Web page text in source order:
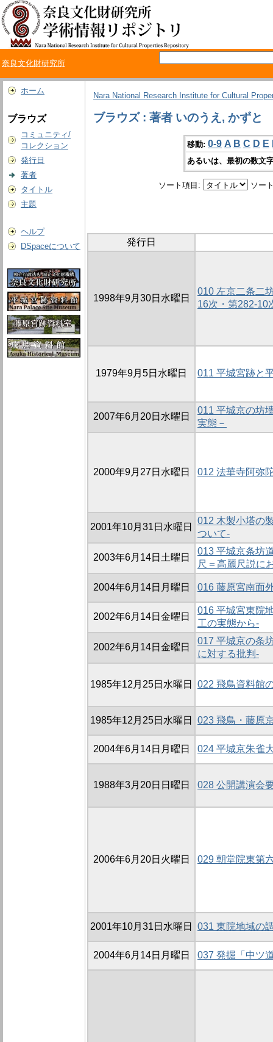
奈良文化財研究所
ホーム
ブラウズ
コミュニティ/
コレクション
発行日
著者
タイトル
主題
ヘルプ
DSpaceについて
Nara National Research Institute for Cultural
ブラウズ : 著者 いのうえ, かずと
移動: 0-9 A B C D E
あるいは、最初の数文
ソート項目: ソー
発行日
1998年9月30日水曜日
010 左京二条二
16次・第282-10
1979年9月5日水曜日 011 平城宮跡と
2007年6月20日水曜日
011 平城京の坊
実態－
2000年9月27日水曜日 012 法華寺阿弥
2001年10月31日水曜日
012 木製小塔の
ついて-
2003年6月14日土曜日
013 平城京条坊
尺＝高麗尺説に
2004年6月14日月曜日 016 藤原宮南面
2002年6月14日金曜日
016 平城宮東院
工の実態から-
2002年6月14日金曜日
017 平城京の条
に対する批判-
1985年12月25日水曜日 022 飛鳥資料館
1985年12月25日水曜日 023 飛鳥・藤原
2004年6月14日月曜日 024 平城京朱雀
1988年3月20日日曜日 028 公開講演会
2006年6月20日火曜日 029 朝堂院東第
2001年10月31日水曜日 031 東院地域の
2004年6月14日月曜日 037 発掘「中ツ